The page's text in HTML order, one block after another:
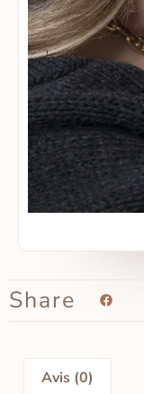
Share
Avis (0)